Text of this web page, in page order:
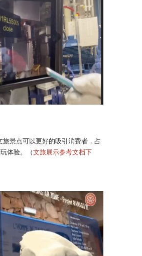
景点可以更好的吸引消费者，占
体验。
（文旅展示参考文档下